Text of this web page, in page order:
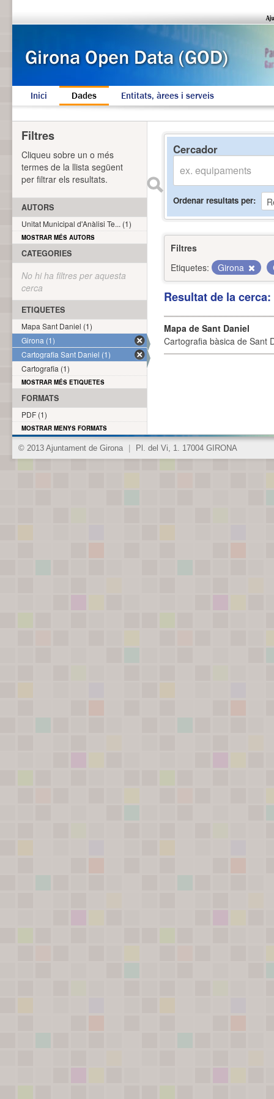
Inici Dades Entitats, àrees i serveis
Cercador
Ordenar resultats per
Filtres
Etiquetes:
Girona
Resultat de la
Mapa de Sant Daniel
Cartografia bàsica de Sant
Filtres
Cliqueu sobre un o més
termes de la llista següent
per filtrar els resultats.
AUTORS
Unitat Municipal d'Anàlisi Te... (1)
MOSTRAR MÉS AUTORS
CATEGORIES
No hi ha filtres per aquesta
cerca
ETIQUETES
Mapa Sant Daniel (1)
Girona (1)
Cartografia Sant Daniel (1)
Cartografia (1)
MOSTRAR MÉS ETIQUETES
FORMATS
PDF (1)
MOSTRAR MENYS FORMATS
© 2013 Ajuntament de Girona Pl. del Vi, 1. 17004 GIRONA